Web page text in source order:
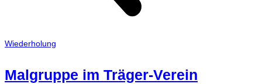
Wiederholung
Malgruppe im Träger-Verein